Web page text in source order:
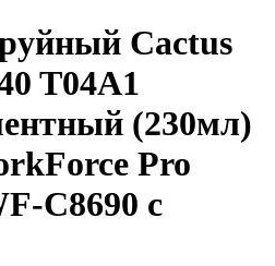
Cactus
T04A1
(230мл)
Pro
C8690 с